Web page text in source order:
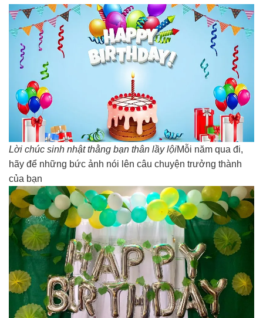
Lời chúc sinh nhật thằng bạn thân lầy lộiMỗi năm qua đi,
hãy để những bức ảnh nói lên câu chuyện trưởng thành
của bạn